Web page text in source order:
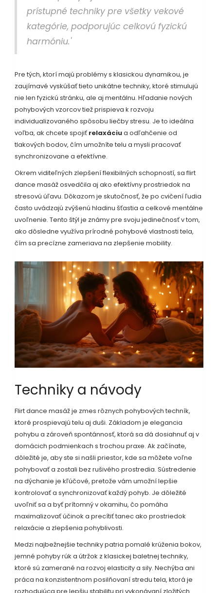
prístupné techniky pre všetky vekové
kategórie, podporujúc celkovú fyzickú
harmóniu.'
Pre tých, ktorí majú problémy s klasickou dynamikou, je
zaujímavé vyskúšať tieto unikátne techniky, ktoré stimulujú
nie len fyzickú stránku, ale aj mentálnu. Hľadanie nových
pohybových vzorcov tiež prispieva k rozvoju
individualizovaného spôsobu liečby stresu. Je to ideálna
voľba, ak chcete spojiť relaxáciua odľahčenie od
tlakových bodov, čím umožníte telu a mysli pracovať
synchronizovane a efektívne.
Okrem viditeľných zlepšení flexibilných schopností, sa flirt
dance masáž osvedčila aj ako efektívny prostriedok na
stresovú úľavu. Dôkazom je skutočnosť, že po cvičení ľudia
často uvádzajú zvýšenú hladinu šťastia a celkové mentálne
uvoľnenie. Tento štýl je známy pre svoju jedinečnosť v tom,
ako dôsledne využíva prírodné pohybové vlastnosti tela,
čím sa precízne zameriava na zlepšenie mobility.
Techniky a návody
Flirt dance masáž je zmes rôznych pohybových techník,
ktoré prospievajú telu aj duši. Základom je elegancia
pohybu a zároveň spontánnosť, ktorá sa dá dosiahnuť aj v
domácich podmienkach s trochou praxe. Ak začínate,
dôležité je, aby ste si našli priestor, kde sa môžete voľne
pohybovať a zostali bez rušivého prostredia. Sústredenie
na dýchanie je kľúčové, pretože vám umožní lepšie
kontrolovať a synchronizovať každý pohyb. Je dôležité
uvoľniť sa a byť prítomný v okamihu, čo pomáha
maximalizovať účinok a precítiť tanec ako prostriedok
relaxácie a zlepšenia pohyblivosti.
Medzi najbežnejšie techniky patria pomalé krúženia bokov,
jemné pohyby rúk a útržok z klasickej baletnej techniky,
ktoré sú zamerané na rozvoj elasticity a sily. Nechýba ani
práca na konzistentnom posilňovaní stredu tela, ktorá je